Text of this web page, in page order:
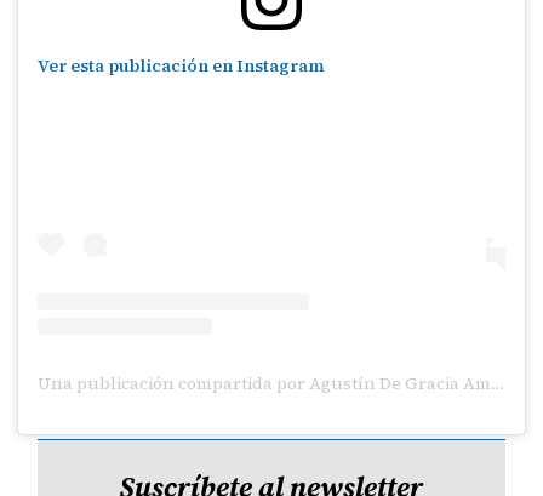
Ver esta publicación en Instagram
Una publicación compartida por Agustín De Gracia Amazon FBA Seller & Mentor (@agustindg)
Suscríbete al newsletter